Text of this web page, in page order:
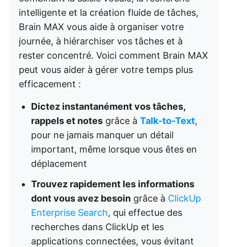
intelligente et la création fluide de tâches,
Brain MAX vous aide à organiser votre
journée, à hiérarchiser vos tâches et à
rester concentré. Voici comment Brain MAX
peut vous aider à gérer votre temps plus
efficacement :
Dictez instantanément vos tâches,
rappels et notes grâce à Talk-to-Text,
pour ne jamais manquer un détail
important, même lorsque vous êtes en
déplacement
Trouvez rapidement les informations
dont vous avez besoin grâce à ClickUp
Enterprise Search, qui effectue des
recherches dans ClickUp et les
applications connectées, vous évitant